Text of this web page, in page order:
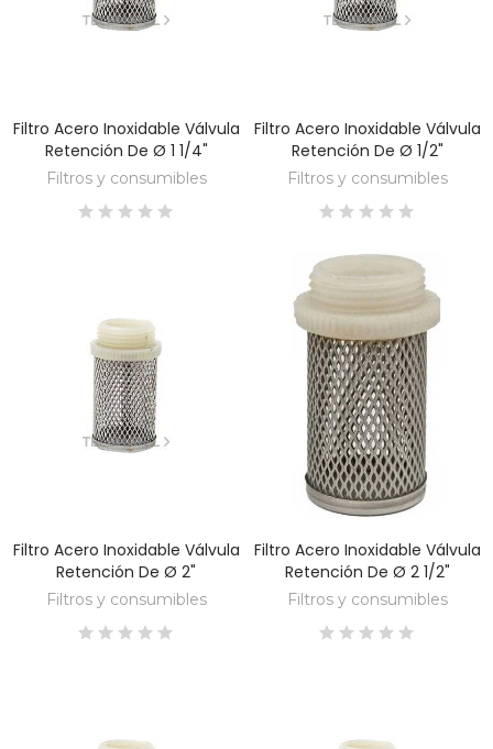
DESCUBRE
Filtro Acero Inoxidable Válvula
Retención De Ø 1 1/4"
Filtros y consumibles
DESCUBRE
Filtro Acero Inoxidable Válvula
Retención De Ø 1/2"
Filtros y consumibles
DESCUBRE
Filtro Acero Inoxidable Válvula
Retención De Ø 2"
Filtros y consumibles
DESCUBRE
Filtro Acero Inoxidable Válvula
Retención De Ø 2 1/2"
Filtros y consumibles